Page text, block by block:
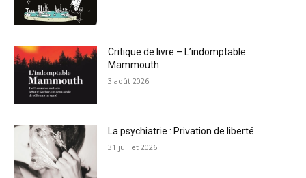
Critique de livre – L’indomptable
Mammouth
3 août 2026
La psychiatrie : Privation de liberté
31 juillet 2026